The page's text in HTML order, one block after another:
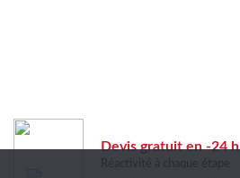
Devis gratuit en -24 h